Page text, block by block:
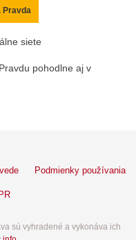
Pravda
siete
pohodlne aj v
Podmienky používania
sú vyhradené a vykonáva ich